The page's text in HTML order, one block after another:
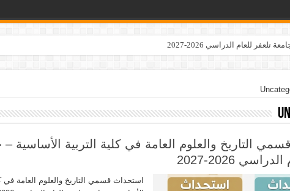
للعام الدراسي 2026-2027
التاريخ والعلوم العامة في كلية التربية الأساسية –
2026-2027
استحداث قسمي التاريخ والعلوم العامة في